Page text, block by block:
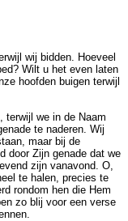
wij bidden. Hoeveel
Wilt u het even laten
hoofden buigen terwijl
we in de Naam
te naderen. Wij
maar bij de
door Zijn genade dat we
zijn vanavond. O,
te halen, precies te
rondom hen die Hem
zo blij voor een verse